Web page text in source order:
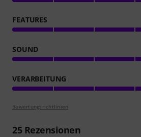
FEATURES
SOUND
VERARBEITUNG
Bewertungsrichtlinien
25Rezensionen